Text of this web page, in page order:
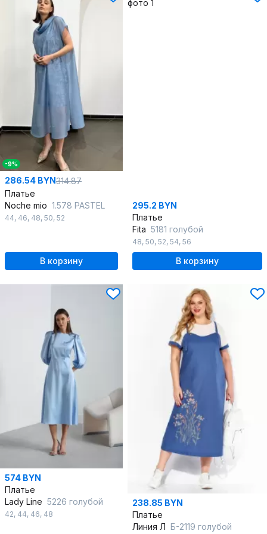
-9%
286.54 BYN314.87
Платье
Noche mio 1.578 PASTEL
44, 46, 48, 50, 52
В корзину
295.2 BYN
Платье
Fita 5181 голубой
48, 50, 52, 54, 56
В корзину
574 BYN
Платье
Lady Line 5226 голубой
42, 44, 46, 48
238.85 BYN
Платье
Линия Л Б-2119 голубой